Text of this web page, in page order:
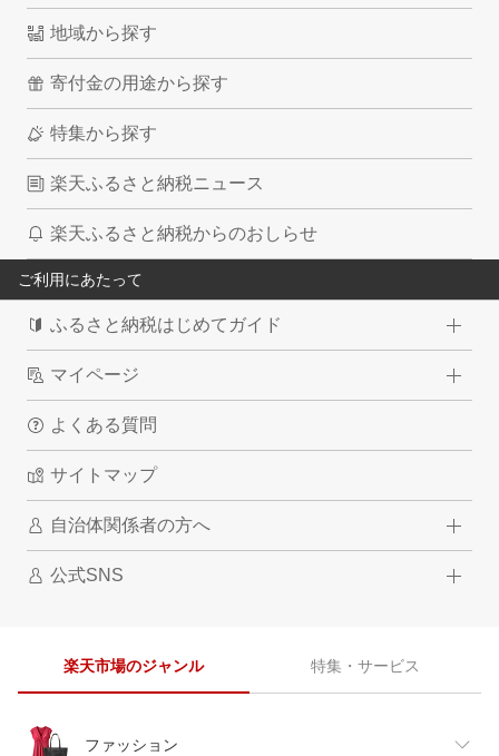
地域から探す
寄付金の用途から探す
特集から探す
楽天ふるさと納税ニュース
楽天ふるさと納税からのおしらせ
ご利用にあたって
ふるさと納税はじめてガイド
マイページ
よくある質問
サイトマップ
自治体関係者の方へ
公式SNS
楽天市場のジャンル 特集・サービス
ファッション